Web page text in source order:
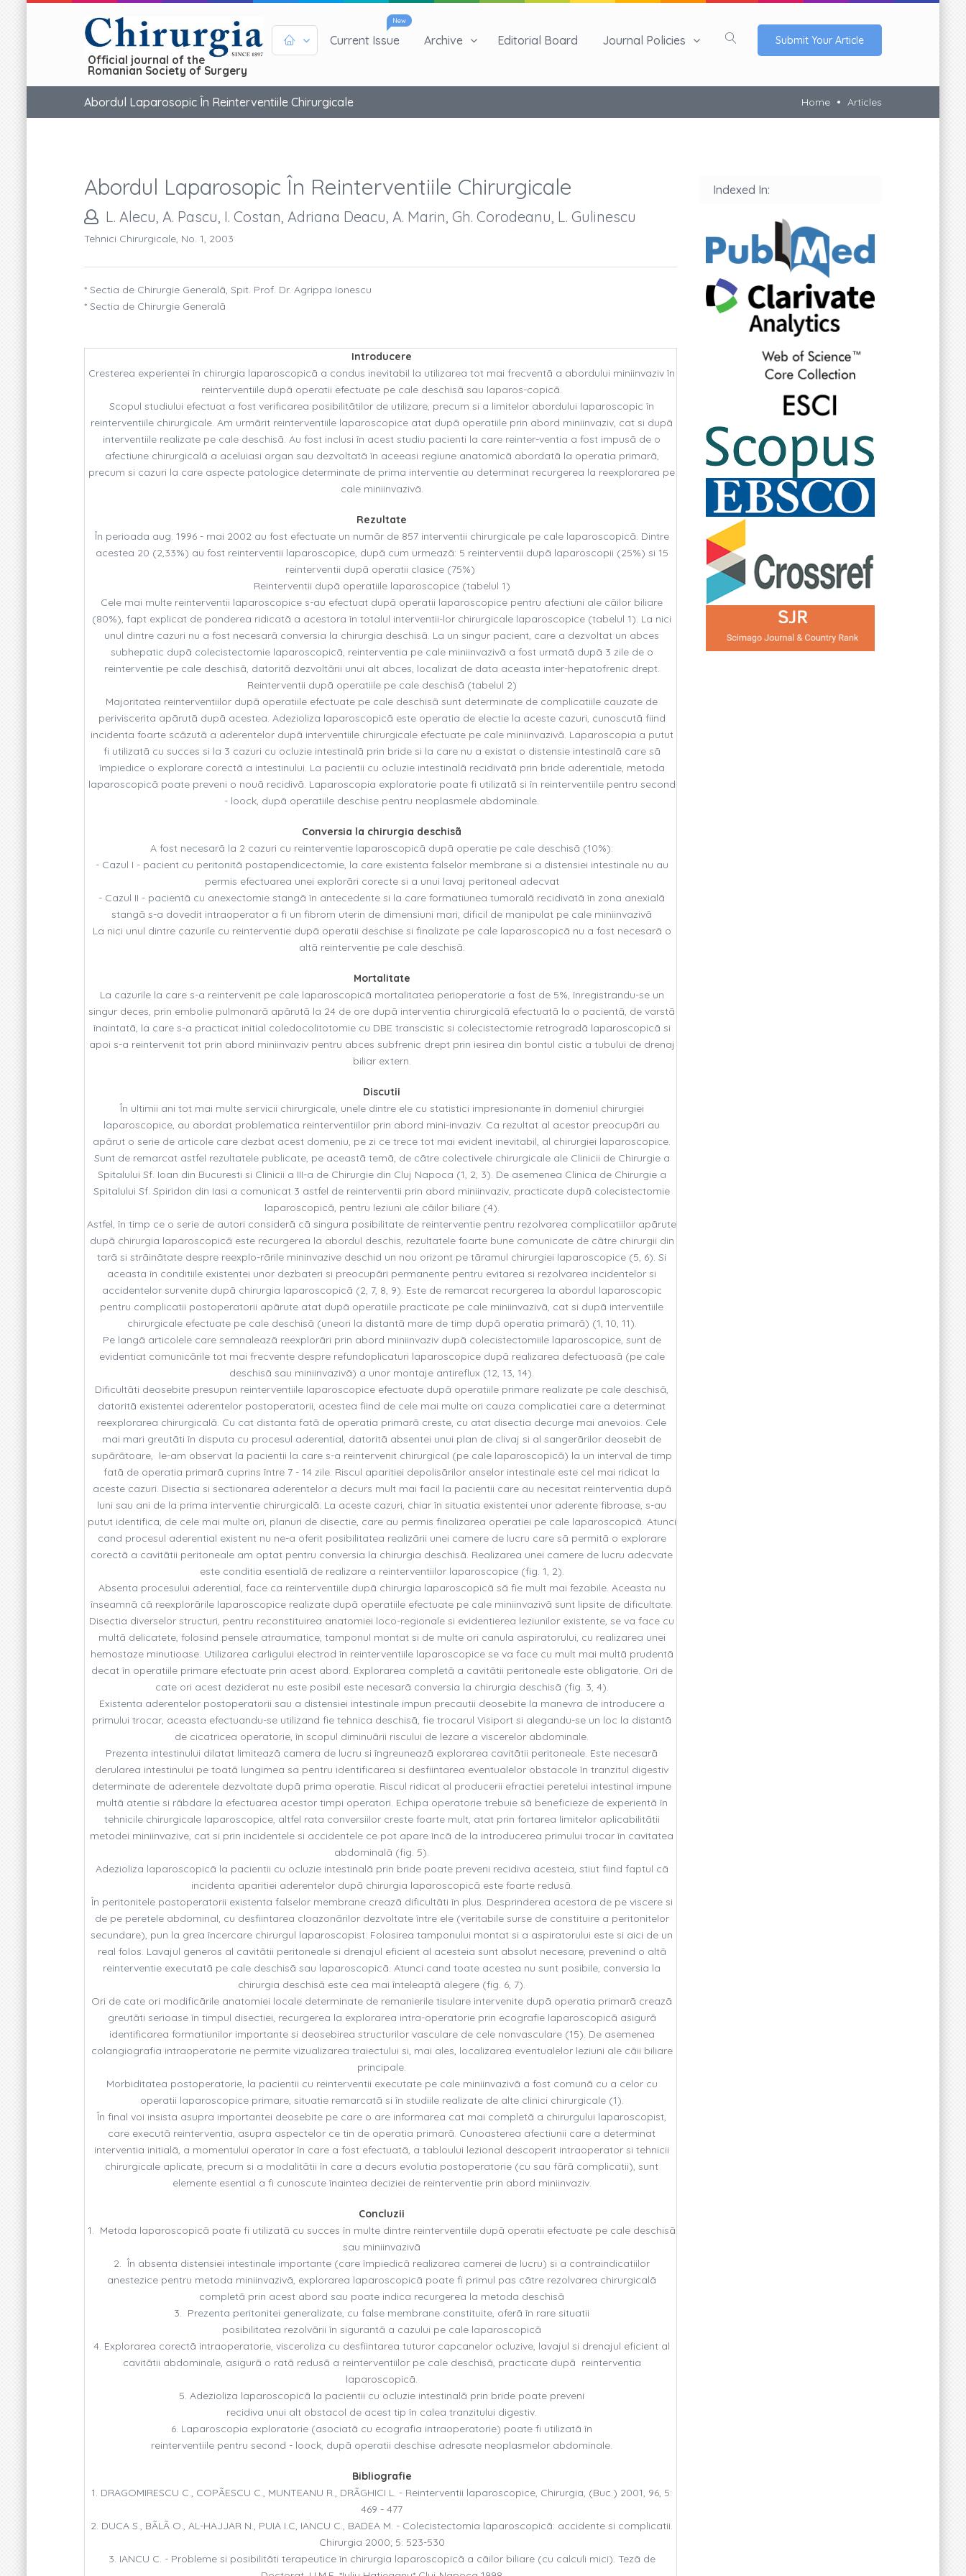
Official journal of the
Romanian Society of Surgery
New
Current Issue Archive Editorial Board Journal Policies Submit Your Article
Abordul Laparosopic În Reinterventiile Chirurgicale Home Articles
Abordul Laparosopic În Reinterventiile Chirurgicale
L. Alecu, A. Pascu, I. Costan, Adriana Deacu, A. Marin, Gh. Corodeanu, L. Gulinescu
Tehnici Chirurgicale, No. 1, 2003
* Sectia de Chirurgie Generalã, Spit. Prof. Dr. Agrippa Ionescu
* Sectia de Chirurgie Generalã
Introducere
Cresterea experientei în chirurgia laparoscopicã a condus inevitabil la utilizarea tot mai frecventã a abordului miniinvaziv în
reinterventiile dupã operatii efectuate pe cale deschisã sau laparos-copicã.
Scopul studiului efectuat a fost verificarea posibilitãtilor de utilizare, precum si a limitelor abordului laparoscopic în
reinterventiile chirurgicale. Am urmãrit reinterventiile laparoscopice atat dupã operatiile prin abord miniinvaziv, cat si dupã
interventiile realizate pe cale deschisã. Au fost inclusi în acest studiu pacienti la care reinter-ventia a fost impusã de o
afectiune chirurgicalã a aceluiasi organ sau dezvoltatã în aceeasi regiune anatomicã abordatã la operatia primarã,
precum si cazuri la care aspecte patologice determinate de prima interventie au determinat recurgerea la reexplorarea pe
cale miniinvazivã.
Rezultate
În perioada aug. 1996 - mai 2002 au fost efectuate un numãr de 857 interventii chirurgicale pe cale laparoscopicã. Dintre
acestea 20 (2,33%) au fost reinterventii laparoscopice, dupã cum urmeazã: 5 reinterventii dupã laparoscopii (25%) si 15
reinterventii dupã operatii clasice (75%)
Reinterventii dupã operatiile laparoscopice (tabelul 1)
Cele mai multe reinterventii laparoscopice s-au efectuat dupã operatii laparoscopice pentru afectiuni ale cãilor biliare
(80%), fapt explicat de ponderea ridicatã a acestora în totalul interventii-lor chirurgicale laparoscopice (tabelul 1). La nici
unul dintre cazuri nu a fost necesarã conversia la chirurgia deschisã. La un singur pacient, care a dezvoltat un abces
subhepatic dupã colecistectomie laparoscopicã, reinterventia pe cale miniinvazivã a fost urmatã dupã 3 zile de o
reinterventie pe cale deschisã, datoritã dezvoltãrii unui alt abces, localizat de data aceasta inter-hepatofrenic drept.
Reinterventii dupã operatiile pe cale deschisã (tabelul 2)
Majoritatea reinterventiilor dupã operatiile efectuate pe cale deschisã sunt determinate de complicatiile cauzate de
periviscerita apãrutã dupã acestea. Adezioliza laparoscopicã este operatia de electie la aceste cazuri, cunoscutã fiind
incidenta foarte scãzutã a aderentelor dupã interventiile chirurgicale efectuate pe cale miniinvazivã. Laparoscopia a putut
fi utilizatã cu succes si la 3 cazuri cu ocluzie intestinalã prin bride si la care nu a existat o distensie intestinalã care sã
împiedice o explorare corectã a intestinului. La pacientii cu ocluzie intestinalã recidivatã prin bride aderentiale, metoda
laparoscopicã poate preveni o nouã recidivã. Laparoscopia exploratorie poate fi utilizatã si în reinterventiile pentru second
- loock, dupã operatiile deschise pentru neoplasmele abdominale.
Conversia la chirurgia deschisã
A fost necesarã la 2 cazuri cu reinterventie laparoscopicã dupã operatie pe cale deschisã (10%):
- Cazul I - pacient cu peritonitã postapendicectomie, la care existenta falselor membrane si a distensiei intestinale nu au
permis efectuarea unei explorãri corecte si a unui lavaj peritoneal adecvat
- Cazul II - pacientã cu anexectomie stangã în antecedente si la care formatiunea tumoralã recidivatã în zona anexialã
stangã s-a dovedit intraoperator a fi un fibrom uterin de dimensiuni mari, dificil de manipulat pe cale miniinvazivã
La nici unul dintre cazurile cu reinterventie dupã operatii deschise si finalizate pe cale laparoscopicã nu a fost necesarã o
altã reinterventie pe cale deschisã.
Mortalitate
La cazurile la care s-a reintervenit pe cale laparoscopicã mortalitatea perioperatorie a fost de 5%, înregistrandu-se un
singur deces, prin embolie pulmonarã apãrutã la 24 de ore dupã interventia chirurgicalã efectuatã la o pacientã, de varstã
înaintatã, la care s-a practicat initial coledocolitotomie cu DBE transcistic si colecistectomie retrogradã laparoscopicã si
apoi s-a reintervenit tot prin abord miniinvaziv pentru abces subfrenic drept prin iesirea din bontul cistic a tubului de drenaj
biliar extern.
Discutii
În ultimii ani tot mai multe servicii chirurgicale, unele dintre ele cu statistici impresionante în domeniul chirurgiei
laparoscopice, au abordat problematica reinterventiilor prin abord mini-invaziv. Ca rezultat al acestor preocupãri au
apãrut o serie de articole care dezbat acest domeniu, pe zi ce trece tot mai evident inevitabil, al chirurgiei laparoscopice.
Sunt de remarcat astfel rezultatele publicate, pe aceastã temã, de cãtre colectivele chirurgicale ale Clinicii de Chirurgie a
Spitalului Sf. Ioan din Bucuresti si Clinicii a III-a de Chirurgie din Cluj Napoca (1, 2, 3). De asemenea Clinica de Chirurgie a
Spitalului Sf. Spiridon din Iasi a comunicat 3 astfel de reinterventii prin abord miniinvaziv, practicate dupã colecistectomie
laparoscopicã, pentru leziuni ale cãilor biliare (4).
Astfel, în timp ce o serie de autori considerã cã singura posibilitate de reinterventie pentru rezolvarea complicatiilor apãrute
dupã chirurgia laparoscopicã este recurgerea la abordul deschis, rezultatele foarte bune comunicate de cãtre chirurgii din
tarã si strãinãtate despre reexplo-rãrile mininvazive deschid un nou orizont pe tãramul chirurgiei laparoscopice (5, 6). Si
aceasta în conditiile existentei unor dezbateri si preocupãri permanente pentru evitarea si rezolvarea incidentelor si
accidentelor survenite dupã chirurgia laparoscopicã (2, 7, 8, 9). Este de remarcat recurgerea la abordul laparoscopic
pentru complicatii postoperatorii apãrute atat dupã operatiile practicate pe cale miniinvazivã, cat si dupã interventiile
chirurgicale efectuate pe cale deschisã (uneori la distantã mare de timp dupã operatia primarã) (1, 10, 11).
Pe langã articolele care semnaleazã reexplorãri prin abord miniinvaziv dupã colecistectomiile laparoscopice, sunt de
evidentiat comunicãrile tot mai frecvente despre refundoplicaturi laparoscopice dupã realizarea defectuoasã (pe cale
deschisã sau miniinvazivã) a unor montaje antireflux (12, 13, 14).
Dificultãti deosebite presupun reinterventiile laparoscopice efectuate dupã operatiile primare realizate pe cale deschisã,
datoritã existentei aderentelor postoperatorii, acestea fiind de cele mai multe ori cauza complicatiei care a determinat
reexplorarea chirurgicalã. Cu cat distanta fatã de operatia primarã creste, cu atat disectia decurge mai anevoios. Cele
mai mari greutãti în disputa cu procesul aderential, datoritã absentei unui plan de clivaj si al sangerãrilor deosebit de
supãrãtoare, le-am observat la pacientii la care s-a reintervenit chirurgical (pe cale laparoscopicã) la un interval de timp
fatã de operatia primarã cuprins între 7 - 14 zile. Riscul aparitiei depolisãrilor anselor intestinale este cel mai ridicat la
aceste cazuri. Disectia si sectionarea aderentelor a decurs mult mai facil la pacientii care au necesitat reinterventia dupã
luni sau ani de la prima interventie chirurgicalã. La aceste cazuri, chiar în situatia existentei unor aderente fibroase, s-au
putut identifica, de cele mai multe ori, planuri de disectie, care au permis finalizarea operatiei pe cale laparoscopicã. Atunci
cand procesul aderential existent nu ne-a oferit posibilitatea realizãrii unei camere de lucru care sã permitã o explorare
corectã a cavitãtii peritoneale am optat pentru conversia la chirurgia deschisã. Realizarea unei camere de lucru adecvate
este conditia esentialã de realizare a reinterventiilor laparoscopice (fig. 1, 2).
Absenta procesului aderential, face ca reinterventiile dupã chirurgia laparoscopicã sã fie mult mai fezabile. Aceasta nu
înseamnã cã reexplorãrile laparoscopice realizate dupã operatiile efectuate pe cale miniinvazivã sunt lipsite de dificultate.
Disectia diverselor structuri, pentru reconstituirea anatomiei loco-regionale si evidentierea leziunilor existente, se va face cu
multã delicatete, folosind pensele atraumatice, tamponul montat si de multe ori canula aspiratorului, cu realizarea unei
hemostaze minutioase. Utilizarea carligului electrod în reinterventiile laparoscopice se va face cu mult mai multã prudentã
decat în operatiile primare efectuate prin acest abord. Explorarea completã a cavitãtii peritoneale este obligatorie. Ori de
cate ori acest deziderat nu este posibil este necesarã conversia la chirurgia deschisã (fig. 3, 4).
Existenta aderentelor postoperatorii sau a distensiei intestinale impun precautii deosebite la manevra de introducere a
primului trocar, aceasta efectuandu-se utilizand fie tehnica deschisã, fie trocarul Visiport si alegandu-se un loc la distantã
de cicatricea operatorie, în scopul diminuãrii riscului de lezare a viscerelor abdominale.
Prezenta intestinului dilatat limiteazã camera de lucru si îngreuneazã explorarea cavitãtii peritoneale. Este necesarã
derularea intestinului pe toatã lungimea sa pentru identificarea si desfiintarea eventualelor obstacole în tranzitul digestiv
determinate de aderentele dezvoltate dupã prima operatie. Riscul ridicat al producerii efractiei peretelui intestinal impune
multã atentie si rãbdare la efectuarea acestor timpi operatori. Echipa operatorie trebuie sã beneficieze de experientã în
tehnicile chirurgicale laparoscopice, altfel rata conversiilor creste foarte mult, atat prin fortarea limitelor aplicabilitãtii
metodei miniinvazive, cat si prin incidentele si accidentele ce pot apare încã de la introducerea primului trocar în cavitatea
abdominalã (fig. 5).
Adezioliza laparoscopicã la pacientii cu ocluzie intestinalã prin bride poate preveni recidiva acesteia, stiut fiind faptul cã
incidenta aparitiei aderentelor dupã chirurgia laparoscopicã este foarte redusã.
În peritonitele postoperatorii existenta falselor membrane creazã dificultãti în plus. Desprinderea acestora de pe viscere si
de pe peretele abdominal, cu desfiintarea cloazonãrilor dezvoltate între ele (veritabile surse de constituire a peritonitelor
secundare), pun la grea încercare chirurgul laparoscopist. Folosirea tamponului montat si a aspiratorului este si aici de un
real folos. Lavajul generos al cavitãtii peritoneale si drenajul eficient al acesteia sunt absolut necesare, prevenind o altã
reinterventie executatã pe cale deschisã sau laparoscopicã. Atunci cand toate acestea nu sunt posibile, conversia la
chirurgia deschisã este cea mai înteleaptã alegere (fig. 6, 7).
Ori de cate ori modificãrile anatomiei locale determinate de remanierile tisulare intervenite dupã operatia primarã creazã
greutãti serioase în timpul disectiei, recurgerea la explorarea intra-operatorie prin ecografie laparoscopicã asigurã
identificarea formatiunilor importante si deosebirea structurilor vasculare de cele nonvasculare (15). De asemenea
colangiografia intraoperatorie ne permite vizualizarea traiectului si, mai ales, localizarea eventualelor leziuni ale cãii biliare
principale.
Morbiditatea postoperatorie, la pacientii cu reinterventii executate pe cale miniinvazivã a fost comunã cu a celor cu
operatii laparoscopice primare, situatie remarcatã si în studiile realizate de alte clinici chirurgicale (1).
În final voi insista asupra importantei deosebite pe care o are informarea cat mai completã a chirurgului laparoscopist,
care executã reinterventia, asupra aspectelor ce tin de operatia primarã. Cunoasterea afectiunii care a determinat
interventia initialã, a momentului operator în care a fost efectuatã, a tabloului lezional descoperit intraoperator si tehnicii
chirurgicale aplicate, precum si a modalitãtii în care a decurs evolutia postoperatorie (cu sau fãrã complicatii), sunt
elemente esential a fi cunoscute înaintea deciziei de reinterventie prin abord miniinvaziv.
Concluzii
1. Metoda laparoscopicã poate fi utilizatã cu succes în multe dintre reinterventiile dupã operatii efectuate pe cale deschisã
sau miniinvazivã
2. În absenta distensiei intestinale importante (care împiedicã realizarea camerei de lucru) si a contraindicatiilor
anestezice pentru metoda miniinvazivã, explorarea laparoscopicã poate fi primul pas cãtre rezolvarea chirurgicalã
completã prin acest abord sau poate indica recurgerea la metoda deschisã
3. Prezenta peritonitei generalizate, cu false membrane constituite, oferã în rare situatii
posibilitatea rezolvãrii în sigurantã a cazului pe cale laparoscopicã
4. Explorarea corectã intraoperatorie, visceroliza cu desfiintarea tuturor capcanelor ocluzive, lavajul si drenajul eficient al
cavitãtii abdominale, asigurã o ratã redusã a reinterventiilor pe cale deschisã, practicate dupã reinterventia
laparoscopicã.
5. Adezioliza laparoscopicã la pacientii cu ocluzie intestinalã prin bride poate preveni
recidiva unui alt obstacol de acest tip în calea tranzitului digestiv.
6. Laparoscopia exploratorie (asociatã cu ecografia intraoperatorie) poate fi utilizatã în
reinterventiile pentru second - loock, dupã operatii deschise adresate neoplasmelor abdominale.
Bibliografie
1. DRAGOMIRESCU C., COPÃESCU C., MUNTEANU R., DRÃGHICI L. - Reinterventii laparoscopice, Chirurgia, (Buc.) 2001, 96, 5:
469 - 477
2. DUCA S., BÃLÃ O., AL-HAJJAR N., PUIA I.C, IANCU C., BADEA M. - Colecistectomia laparoscopicã: accidente si complicatii.
Chirurgia 2000; 5: 523-530
3. IANCU C. - Probleme si posibilitãti terapeutice în chirurgia laparoscopicã a cãilor biliare (cu calculi mici). Tezã de
Indexed In: